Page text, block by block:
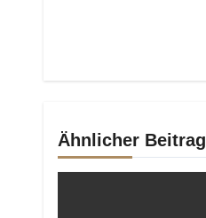
Ähnlicher Beitrag